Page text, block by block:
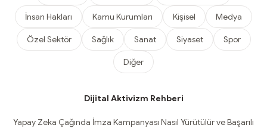
İnsan Hakları Kamu Kurumları Kişisel Medya
Özel Sektör Sağlık Sanat Siyaset Spor
Diğer
Dijital Aktivizm Rehberi
Yapay Zeka Çağında İmza Kampanyası Nasıl Yürütülür ve Başarılı